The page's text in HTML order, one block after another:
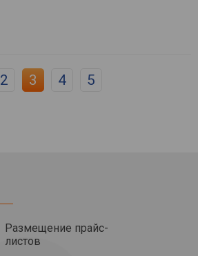
2 3 4 5
Размещение прайс-
листов